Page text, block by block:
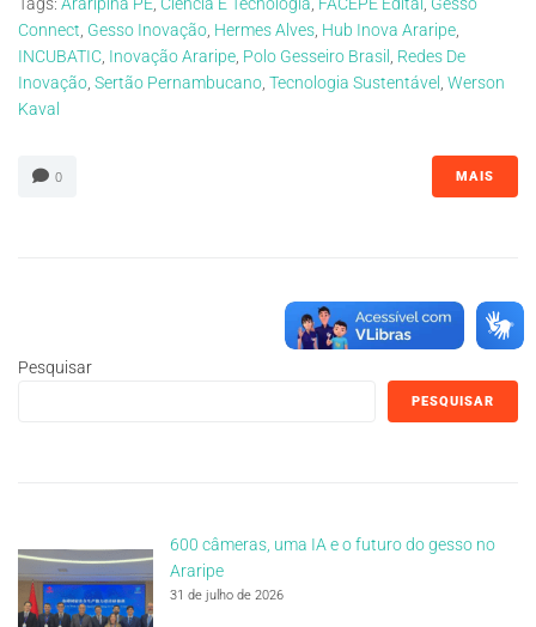
Connect Gesso Inovação Hermes Alves Hub Inova Araripe
INCUBATIC Inovação Araripe Polo Gesseiro Brasil
Redes De
Inovação Sertão Pernambucano Tecnologia Sustentável Werson
Kaval
0 MAIS
Pesquisar
PESQUISAR
600 câmeras, uma IA e o futuro do gesso no
Araripe
31 de julho de 2026